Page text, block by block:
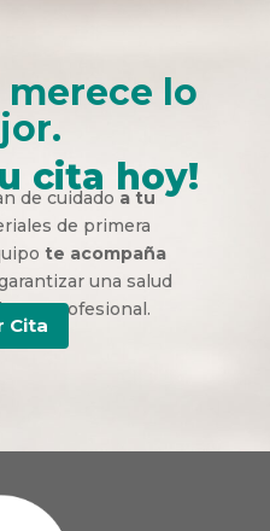
lo
cita hoy!
de cuidado a tu
de primera
te acompaña
una salud
y profesional.
Cita